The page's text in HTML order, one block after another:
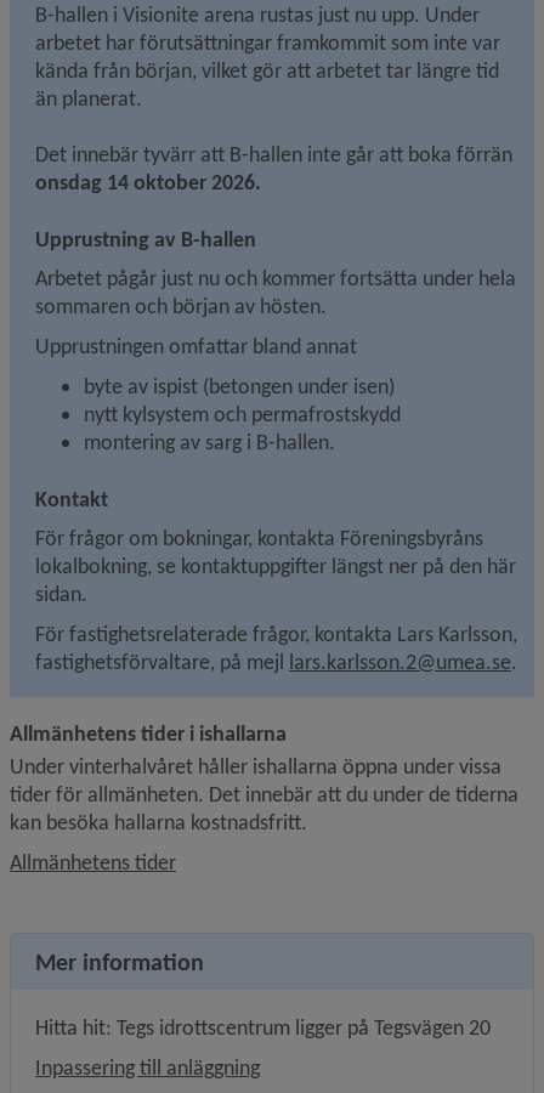
B-hallen i Visionite arena rustas just nu upp. Under
arbetet har förutsättningar framkommit som inte var
kända från början, vilket gör att arbetet tar längre tid
än planerat.
onsdag 14 oktober 2026.
Upprustning av B-hallen
Arbetet pågår just nu och kommer fortsätta under hela
sommaren och början av hösten.
Upprustningen omfattar bland annat
byte av ispist (betongen under isen)
nytt kylsystem och permafrostskydd
montering av sarg i B-hallen.
Kontakt
För frågor om bokningar, kontakta Föreningsbyråns
lokalbokning, se kontaktuppgifter längst ner på den här
sidan.
För fastighetsrelaterade frågor, kontakta Lars Karlsson,
fastighetsförvaltare, på mejl lars.karlsson.2@umea.se.
Allmänhetens tider i ishallarna
Under vinterhalvåret håller ishallarna öppna under vissa
tider för allmänheten. Det innebär att du under de tiderna
kan besöka hallarna kostnadsfritt.
Allmänhetens tider
Mer information
Hitta hit: Tegs idrottscentrum ligger på Tegsvägen 20
Inpassering till anläggning